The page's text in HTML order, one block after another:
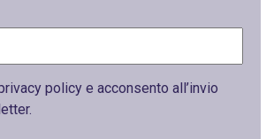
policy e acconsento all’invio